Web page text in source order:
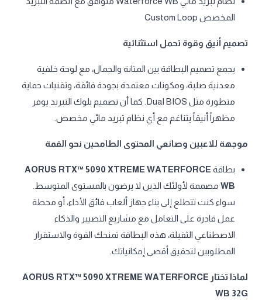
المخصص Custom Loop
تصميم أنيق وقوة تحمل استثنائية
يجمع تصميم البطاقة بين المتانة والجمال، مع لوحة خلفية
معدنية صلبة، ومكونات معتمدة بجودة فائقة، وتقنيات حماية
متطورة مثل Dual BIOS. كما أن تصميم بلوك التبريد يوفر
مظهراً أنيقاً يتناغم مع أي نظام تبريد مائي مخصص.
موجهة للاعبين وصانعي المحتوى الطامحين نحو القمة
بطاقة AORUS RTX™ 5090 XTREME WATERFORCE
WB مصممة لأولئك الذين لا يرضون بالمستوى المتوسط.
سواء كنت تتطلع إلى بناء جهاز ألعاب فائق الأداء، أو محطة
عمل قادرة على التعامل مع مشاريع التصيير والذكاء
الاصطناعي الثقيلة، هذه البطاقة تمنحك القوة والاستقرار
المطلوبين لتحقيق أقصى إمكانياتك.
لماذا تختار AORUS RTX™ 5090 XTREME WATERFORCE
WB 32G